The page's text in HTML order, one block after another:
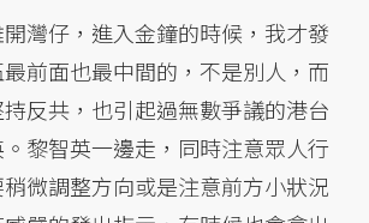
灣仔，進入金鐘的時候，我才發
前面也最中間的，不是別人，而
反共，也引起過無數爭議的港台
黎智英一邊走，同時注意眾人行
微調整方向或是注意前方小狀況